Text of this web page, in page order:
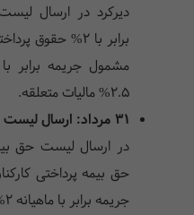
دیرکرد در ارسال
برابر با 2%
2.5% مالیات متعلقه.
31 مرداد: ارسال لیست حق بیمه تیر ماه کارکنان.
حق بیمه پرداختی
جریمه برابر با ماهیانه 2% حق بیمه متعلقه.